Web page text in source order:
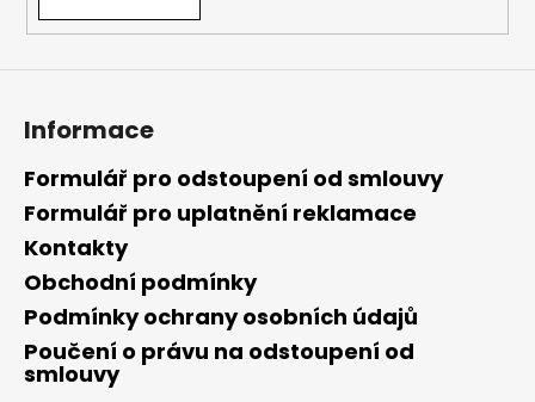
Informace
Formulář pro odstoupení od smlouvy
Formulář pro uplatnění reklamace
Kontakty
Obchodní podmínky
Podmínky ochrany osobních údajů
Poučení o právu na odstoupení od
smlouvy